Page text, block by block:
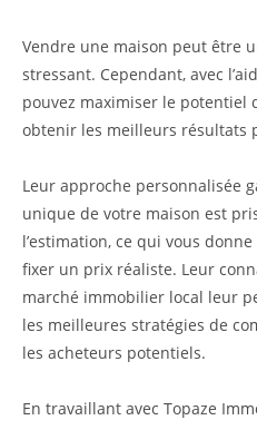
Vendre une maison peut être
stressant. Cependant, avec
pouvez maximiser le potentiel
obtenir les meilleurs résultats
Leur approche personnalisée
unique de votre maison est
l’estimation, ce qui vous
fixer un prix réaliste. Leur
marché immobilier local leur
les meilleures stratégies de
les acheteurs potentiels.
En travaillant avec Topaze